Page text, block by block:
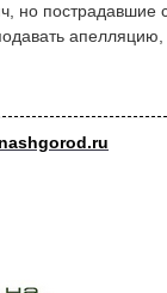
но пострадавшие
апелляцию,